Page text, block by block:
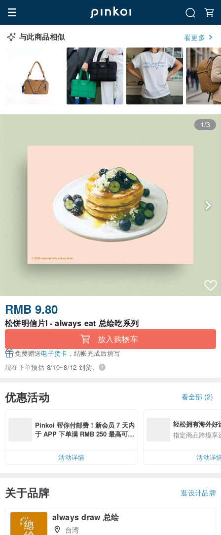
与此商品相似 看更多
1/3
RMB 9.80
松饼明信片I - always eat 总绘吃系列
放入购物车
免费赠送电子贺卡 ，结帐完成后填写
现在下单预估 8/10~8/12 到货。
优惠活动 看全部 (2)
Pinkoi 帮你付邮费！新会员 7 天内
于 APP 下单满 RMB 250 最高可折
活动详情
轻松拥有海外好
指定商品跨境享
活动详
关于品牌 逛设计品牌
always draw 总绘
台湾